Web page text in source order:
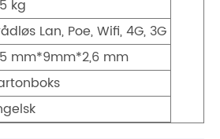
kg
Lan, Poe, Wifi, 4G, 3G
mm*9mm*2,6 mm